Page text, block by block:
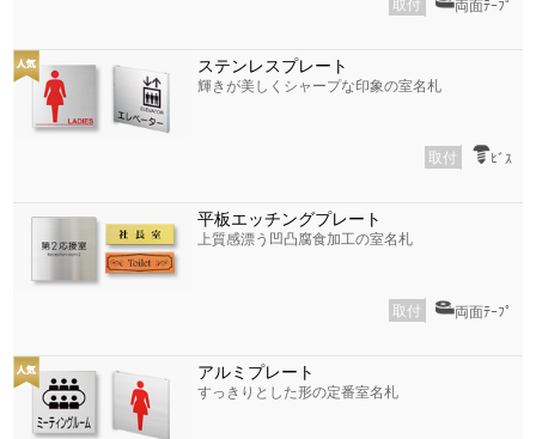
取付 両面ﾃｰﾌﾟ
ステンレスプレート
輝きが美しくシャープな印象の室名札
取付 ﾋﾞｽ
平板エッチングプレート
上質感漂う凹凸腐食加工の室名札
取付 両面ﾃｰﾌﾟ
アルミプレート
すっきりとした形の定番室名札